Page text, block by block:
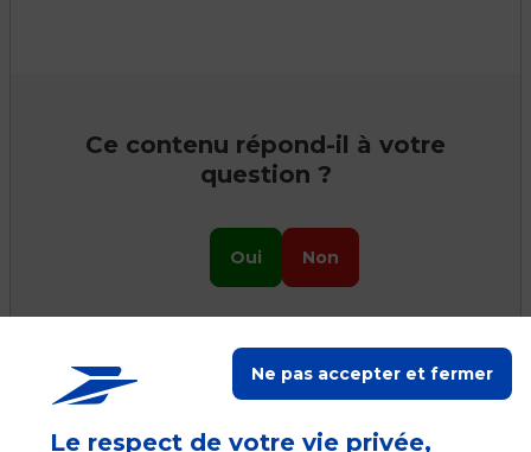
Le respect de votre vie privée,
Ne pas accepter et fermer
Ce contenu répond-il à votre
question ?
Oui Non